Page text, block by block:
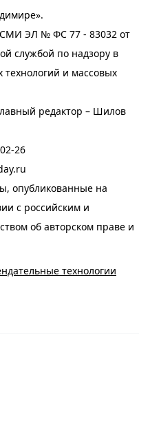
СМИ ЭЛ № ФС 77 - 83032 от
службой по надзору в
и массовых
редактор – Шилов
26
опубликованные на
с российским и
об авторском праве и
технологии